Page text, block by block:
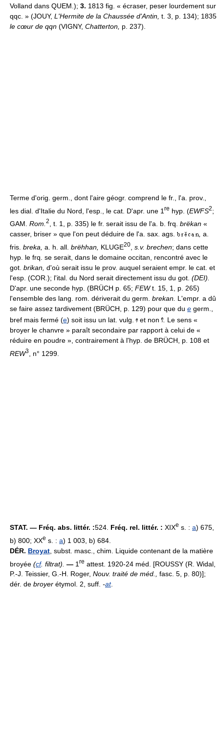
Volland dans QUEM.); 3. 1813 fig. « écraser, peser lourdement sur
qqc. » (JOUY, L'Hermite de la Chaussée d'Antin, t. 3, p. 134); 1835
le cœur de qqn (VIGNY, Chatterton, p. 237).
Terme d'orig. germ., dont l'aire géogr. comprend le fr., l'a. prov.,
les dial. d'Italie du Nord, l'esp., le cat. D'apr. une 1 re hyp. (EWFS2;
GAM. Rom. 2 , t. 1, p. 335) le fr. serait issu de l'a. b. frq. brëkan «
casser, briser » que l'on peut déduire de l'a. sax. ags.
a.
fris. breka, a. h. all. brëhhan, KLUGE20 s.v. brechen; dans cette
hyp. le frq. se serait, dans le domaine occitan, rencontré avec le
got. brikan, d'où serait issu le prov. auquel seraient empr. le cat. et
l'esp. (COR.); l'ital. du Nord serait directement issu du got. (DEI).
D'apr. une seconde hyp. (BRÜCH p. 65; FEWt. 15, 1, p. 265)
l'ensemble des lang. rom. dériverait du germ. brekan. L'empr. a dû
se faire assez tardivement (BRÜCH, p. 129) pour que du e germ.,
bref mais fermé (e) soit issu un lat. vulg. et non
Le sens «
broyer le chanvre » paraît secondaire par rapport à celui de «
réduire en poudre », contrairement à l'hyp. de BRÜCH, p. 108 et
REW3 , n° 1299.
STAT. — Fréq. abs. littér. :524. Fréq. rel. littér. : XIXe s. : a) 675,
b) 800; XXe s. : a) 1 003, b) 684.
DÉR. Broyat , subst. masc., chim. Liquide contenant de la matière
broyée (cf. filtrat). — 1 re attest. 1920-24 méd. [ROUSSY (R. Widal,
P.-J. Teissier, G.-H. Roger, Nouv. traité de méd., fasc. 5, p. 80)];
dér. de broyer étymol. 2, suff. -at.